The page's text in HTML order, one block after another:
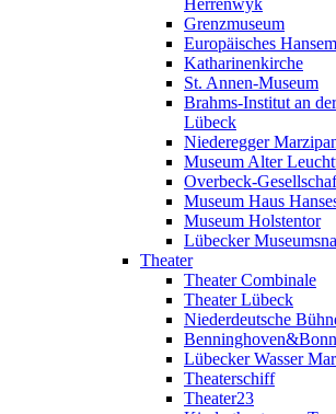
Herrenwyk
Grenzmuseum
Europäisches
Katharinenkirche
St. Annen-Museum
Brahms-Institut an
Lübeck
Niederegger
Museum Alter
Overbeck-
Museum Haus
Museum Holstentor
Lübecker
Theater
Theater Combinale
Theater Lübeck
Niederdeutsche
Lübecker Wasser
Theaterschiff
Theater23